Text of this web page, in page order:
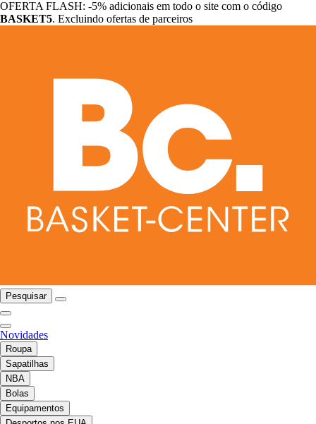
OFERTA FLASH: -5% adicionais em todo o site com o código
BASKET5. Excluindo ofertas de parceiros
Pesquisar
Novidades
Roupa
Sapatilhas
NBA
Bolas
Equipamentos